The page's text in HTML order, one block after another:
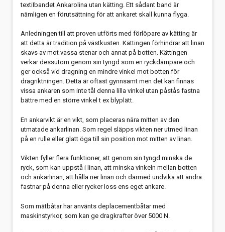
textiIbandet Ankarolina utan kätting. Ett sådant band är
nämligen en förutsättning för att ankaret skall kunna flyga.
Anledningen till att proven utförts med förlöpare av kätting är
att detta är tradition på västkusten. Kättingen förhindrar att linan
skavs av mot vassa stenar och annat på botten. Kättingen
verkar dessutom genom sin tyngd som en ryckdämpare och
ger också vid dragning en mindre vinkel mot botten för
dragriktningen. Detta är oftast gynnsamt men det kan finnas
vissa ankaren som inte tål denna lilla vinkel utan påstås fastna
bättre med en större vinkel t ex blyplätt.
En ankarvikt är en vikt, som placeras nära mitten av den
utmatade ankarlinan. Som regel släpps vikten ner utmed linan
på en rulle eller glatt öga till sin position mot mitten av linan.
Vikten fyller flera funktioner, att genom sin tyngd minska de
ryck, som kan uppstå i linan, att minska vinkeln mellan botten
och ankarlinan, att hålla ner linan och därmed undvika att andra
fastnar på denna eller rycker loss ens eget ankare.
Som mätbåtar har använts deplacementbåtar med
maskinstyrkor, som kan ge dragkrafter över 5000 N.